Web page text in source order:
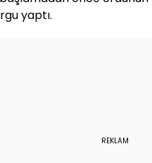
yaptı.
REKLAM